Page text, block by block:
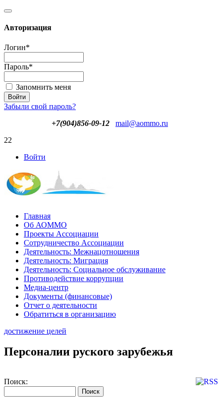
Авторизация
Логин*
Пароль*
Запомнить меня
Забыли свой пароль?
+7(904)856-09-12
mail@aommo.ru
22
Войти
Главная
Об АОММО
Проекты Ассоциации
Сотрудничество Ассоциации
Деятельность: Межнацотношения
Деятельность: Миграция
Деятельность: Социальное обслуживание
Противодействие коррупции
Медиа-центр
Документы (финансовые)
Отчет о деятельности
Обратиться в организацию
достижение целей
Персоналии руского зарубежья
Поиск: